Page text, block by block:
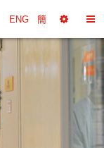
ENG 簡
擇
換
目
錄